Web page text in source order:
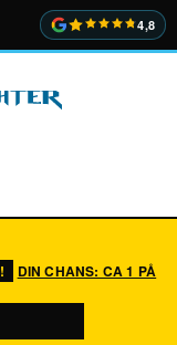
4,8
DIN CHANS: CA 1 PÅ